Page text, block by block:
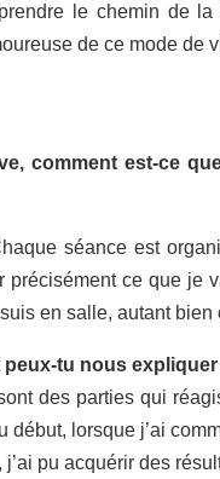
le chemin de
de ce mode de
comment est-ce
séance est
précisément ce que
en salle, autant
peux-tu nous
des parties qui
lorsque j’ai
pu acquérir des